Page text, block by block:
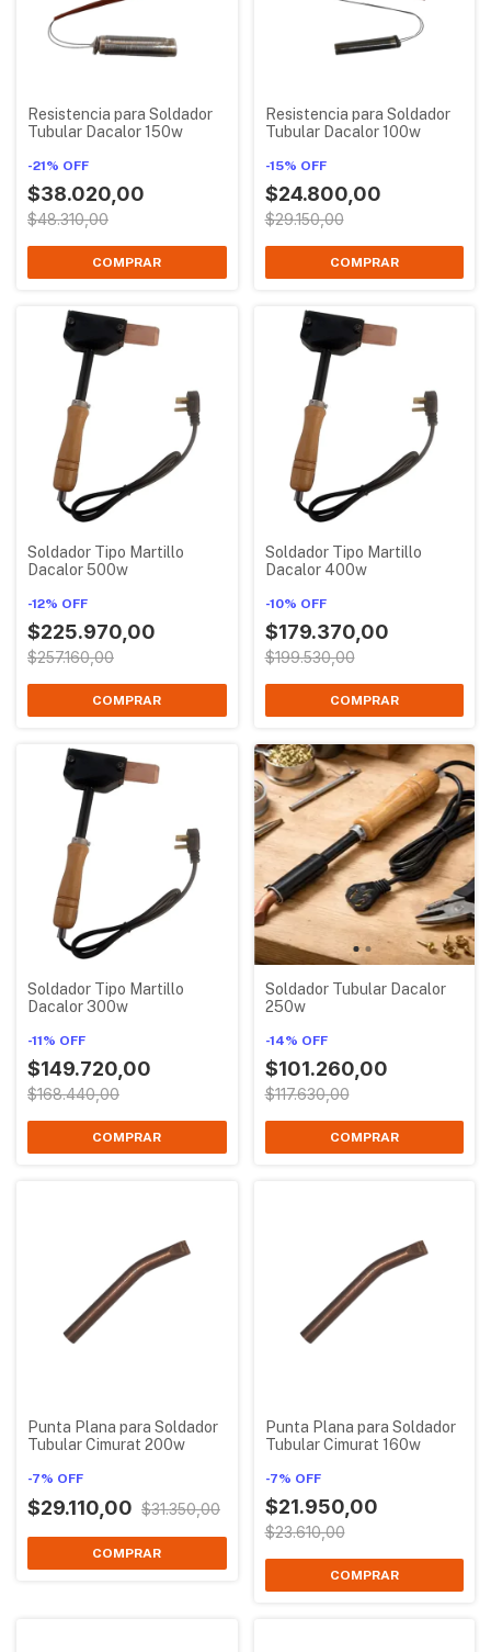
Resistencia para Soldador
Tubular Dacalor 150w
-21% OFF
$38.020,00
$48.310,00
Resistencia para Soldador
Tubular Dacalor 100w
-15% OFF
$24.800,00
$29.150,00
Soldador Tipo Martillo
Dacalor 500w
-12% OFF
$225.970,00
$257.160,00
Soldador Tipo Martillo
Dacalor 400w
-10% OFF
$179.370,00
$199.530,00
Soldador Tipo Martillo
Dacalor 300w
-11% OFF
$149.720,00
$168.440,00
Soldador Tubular Dacalor
250w
-14% OFF
$101.260,00
$117.630,00
Punta Plana para Soldador
Tubular Cimurat 200w
-7% OFF
$29.110,00 $31.350,00
Punta Plana para Soldador
Tubular Cimurat 160w
-7% OFF
$21.950,00
$23.610,00